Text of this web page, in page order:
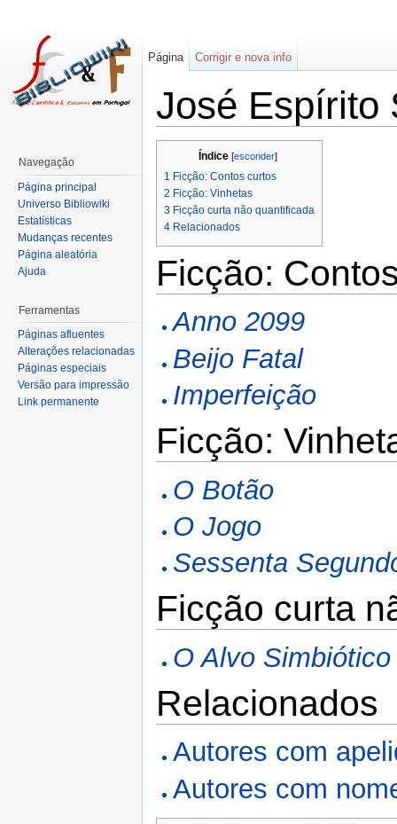
José Espírito
Índice [esconder]
1 Ficção: Contos curtos
2 Ficção: Vinhetas
3 Ficção curta não quantificada
4 Relacionados
Ficção:
Anno 2099
Beijo Fatal
Imperfeição
Ficção:
O Botão
O Jogo
Sessenta
Ficção curta
O Alvo Simbiótico
Relacionados
Autores com
Autores com
Página Corrigir e nova info
Navegação
Página principal
Universo Bibliowiki
Estatísticas
Mudanças recentes
Página aleatória
Ajuda
Ferramentas
Páginas afluentes
Alterações relacionadas
Páginas especiais
Versão para impressão
Link permanente